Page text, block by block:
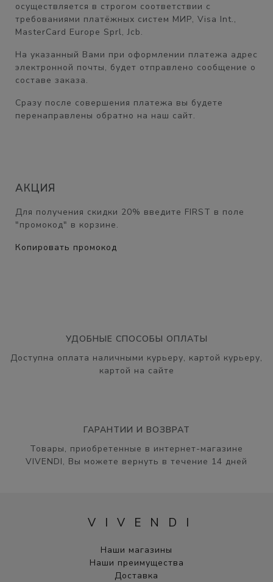
осуществляется в строгом соответствии с
требованиями платёжных систем МИР, Visa Int.,
MasterCard Europe Sprl, Jcb.
На указанный Вами при оформлении платежа адрес
электронной почты, будет отправлено сообщение о
составе заказа.
Сразу после совершения платежа вы будете
перенаправлены обратно на наш сайт.
АКЦИЯ
Для получения скидки 20% введите FIRST в поле
"промокод" в корзине.
Копировать промокод
УДОБНЫЕ СПОСОБЫ ОПЛАТЫ
Доступна оплата наличными курьеру, картой курьеру,
картой на сайте
ГАРАНТИИ И ВОЗВРАТ
Товары, приобретенные в интернет-магазине
VIVENDI, Вы можете вернуть в течение 14 дней
VIVENDI
Наши магазины
Наши преимущества
Доставка